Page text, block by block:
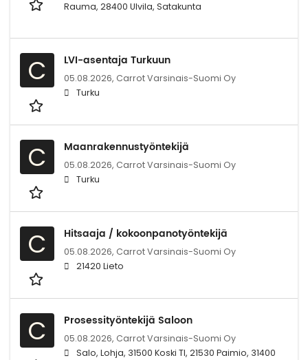
Rauma, 28400 Ulvila, Satakunta
C LVI-asentaja Turkuun
05.08.2026, Carrot Varsinais-Suomi Oy
Turku
C Maanrakennustyöntekijä
05.08.2026, Carrot Varsinais-Suomi Oy
Turku
C Hitsaaja / kokoonpanotyöntekijä
05.08.2026, Carrot Varsinais-Suomi Oy
21420 Lieto
C Prosessityöntekijä Saloon
05.08.2026, Carrot Varsinais-Suomi Oy
Salo, Lohja, 31500 Koski Tl, 21530 Paimio, 31400